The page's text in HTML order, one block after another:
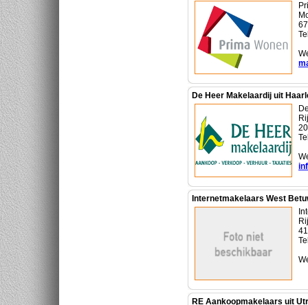
De Heer Makelaardij uit
Internetmakelaars West
RE Aankoopmakelaars uit